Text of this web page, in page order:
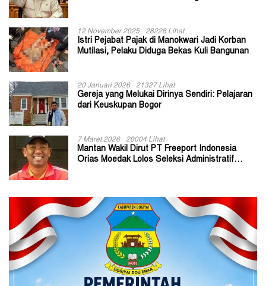
12 November 2025 28226 Lihat
Istri Pejabat Pajak di Manokwari Jadi Korban
Mutilasi, Pelaku Diduga Bekas Kuli Bangunan
20 Januari 2026 21327 Lihat
Gereja yang Melukai Dirinya Sendiri: Pelajaran
dari Keuskupan Bogor
7 Maret 2026 20004 Lihat
Mantan Wakil Dirut PT Freeport Indonesia
Orias Moedak Lolos Seleksi Administratif